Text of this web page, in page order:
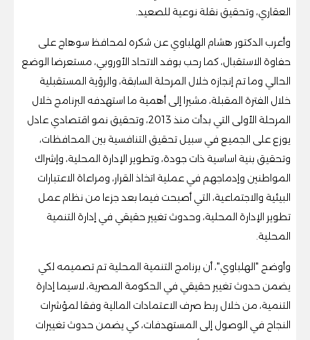
العقاري، وتحقيق نقلة نوعية للصعيد.
وأعرب الدكتور هشام الهلباوي عن شكره لمحافظ سوهاج على
حفاوة الاستقبال، كما رحب بوفد الاتحاد الأوروبي، مستعرضا الوضع
الحالي وما تم إنجازه خلال المرحلة السابقة، والرؤية المستقبلية
خلال الفترة المقبلة، مشيرا إلى أهمية ما استهدفه البرنامج خلال
المرحلة الأولى التي بدأت منذ 2013، وتحقيق نمو اقتصادي عادل
يوزع على الجميع في سبيل تحقيق التنافسية بين المحافظات،
وتحقيق بنية اساسية ذات جودة، وتطوير الإدارة المحلية، وإشراك
المواطنين وإدماجهم في عملية اتخاذ القرار، ومراعاة الاعتبارات
البيئية والاجتماعية، التي أصبحت فيما بعد جزءا من نظام عمل
تطوير الإدارة المحلية، وحدوث تغيير حقيقي في إدارة التنمية
المحلية.
وأوضح "الهلباوي"، أن برنامج التنمية المحلية تم تصميمه لكي
يضمن حدوث تغيير حقيقي في الحكومة المصرية، لاسيما إدارة
التنمية، من خلال ربط صرف الاعتمادات المالية وفقا لمؤشرات
النجاح في الوصول إلى المستهدفات، كي يضمن حدوث تغييرات